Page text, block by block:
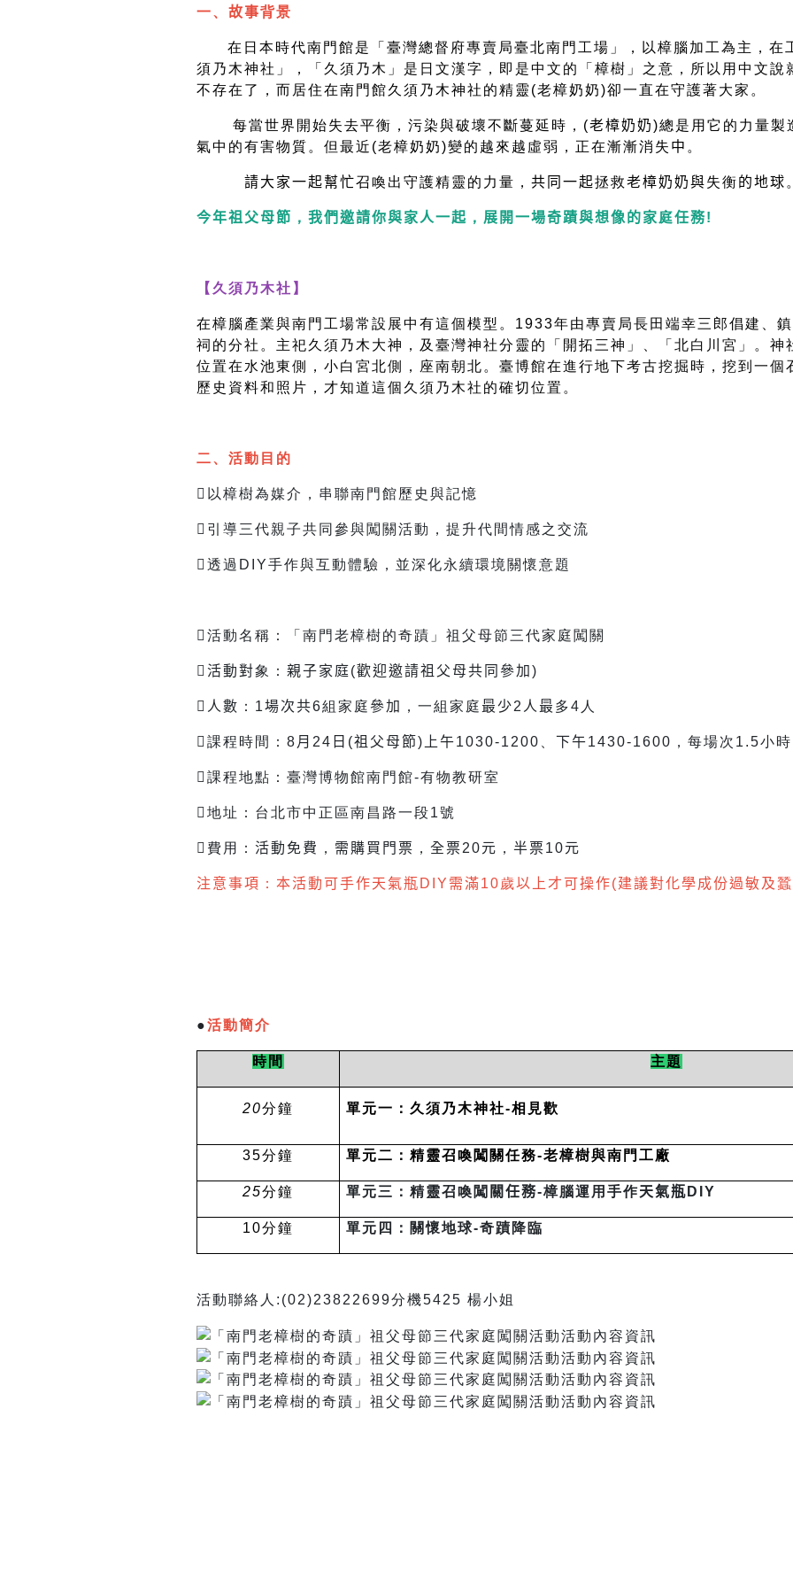
一、 故事背景
在日本時代南門館是「臺灣總督府專賣局臺北南門工場」，以樟腦加工為主，在
須乃木神社」，
「久須乃木」是日文漢字，即是中文的「樟樹」之意，所以用中文說
不存在了，而居住在南門館久須乃木神社的精靈(老樟奶奶)卻一直在守護著
每當世界開始失去平衡，污染與破壞不斷蔓延時，(老樟奶奶)總是用它的力量製
氣中的有害物質。但最近(老樟奶奶)變的越來越虛弱，正在漸漸消失 中 。
請大家一起幫忙召喚出守護精靈的力量， 共同一起拯救老樟奶奶與失衡的地球
今年祖父母節 ， 我們邀請你與家人一起 ， 展開一場奇蹟與想像的家庭任務!
【久須乃木社】
在樟腦產業與南門工場常設展中有這個模型。1933年由專賣局長田端幸三郎倡建、
祠的分社。主祀久須乃木大神，及臺灣神社分靈的「開拓三神」、「北白川宮」。神
位置在水池東側，小白宮北側，座南朝北。臺博館在進行地下考古挖掘時，挖到一個
歷史資料和照片，才知道這個久須乃木社的確切位置。
二、活動目的
以樟樹為媒介，串聯南門館歷史與記憶
引導三代親子共同參與闖關活動，提升代間情感之交流
透過DIY手作與互動體驗，並深化永續環境關懷意題
活動名稱：「南門老樟樹的奇蹟」祖父母節三代家庭闖關
 活動對象： 親子家庭(歡迎邀請祖父母共同參加)
人數 ：1場次共6組家庭參加 ，一組家庭 最少2 人最 多4人
課程時間：8 月 24 日 (祖父母節) 上午1030-1200 下午1430-1600，每場次1.5小時
課程地點：臺灣博物館南門館-有物教研室
地址：台北市中正區南昌路一段1號
費用： 活動免費 ， 需購買門票 ， 全票20元 ， 半票10元
注意事項 ： 本活動可手作天氣瓶 DIY 需滿10歲以上才可操作(建議對化學成份過敏及
●活動簡介
時間 主題
20分鐘 單元一：久須乃木神社-相見歡
35分鐘 單元二：精靈召喚闖關任務-老樟樹與南門工廠
25分鐘 單元三：精靈召喚闖 關任務-樟腦運用手作天氣瓶 DIY
10分鐘 單元四：關懷地球-奇蹟降臨
活動聯絡人:(02)23822699分機5425 楊小姐